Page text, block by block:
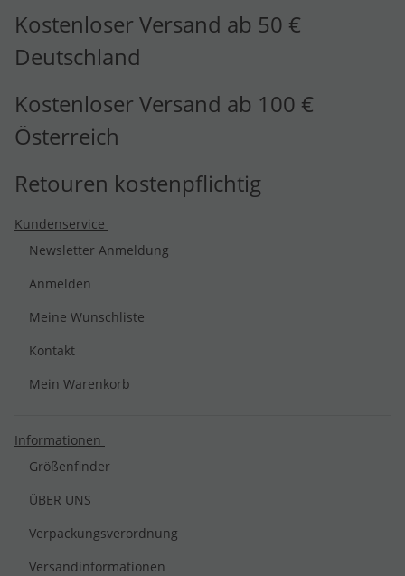
Kostenloser Versand ab 50 €
Deutschland
Kostenloser Versand ab 100 €
Österreich
Retouren kostenpflichtig
Kundenservice
Newsletter Anmeldung
Anmelden
Meine Wunschliste
Kontakt
Mein Warenkorb
Informationen
Größenfinder
ÜBER UNS
Verpackungsverordnung
Versandinformationen